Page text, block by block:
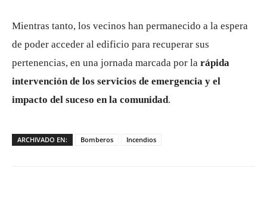
Mientras tanto, los vecinos han permanecido a la espera
de poder acceder al edificio para recuperar sus
pertenencias, en una jornada marcada por la rápida
intervención de los servicios de emergencia y el
impacto del suceso en la comunidad.
ARCHIVADO EN: Bomberos Incendios